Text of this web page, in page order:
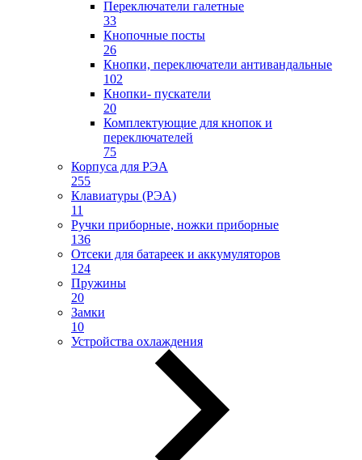
Переключатели галетные
33
Кнопочные посты
26
Кнопки, переключатели антивандальные
102
Кнопки- пускатели
20
Комплектующие для кнопок и
переключателей
75
Корпуса для РЭА
255
Клавиатуры (РЭА)
11
Ручки приборные, ножки приборные
136
Отсеки для батареек и аккумуляторов
124
Пружины
20
Замки
10
Устройства охлаждения